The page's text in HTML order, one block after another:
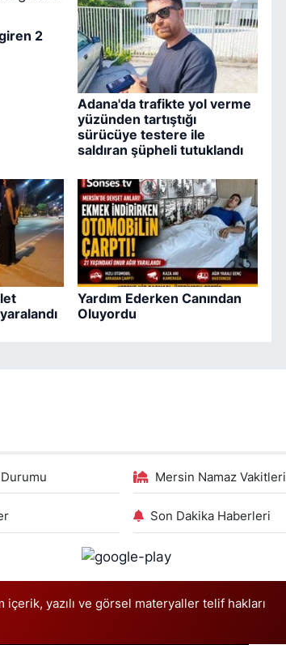
2
Adana'da trafikte yol verme
yüzünden tartıştığı
sürücüye testere ile
saldıran şüpheli tutuklandı
Yardım Ederken Canından
Oluyordu
Mersin Namaz Vakitleri
Son Dakika Haberleri
yazılı ve görsel materyaller telif hakları